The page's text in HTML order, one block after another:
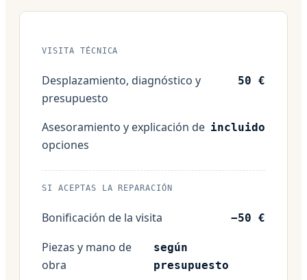
VISITA TÉCNICA
Desplazamiento, diagnóstico y
presupuesto
50 €
Asesoramiento y explicación de
opciones
incluido
SI ACEPTAS LA REPARACIÓN
Bonificación de la visita −50 €
Piezas y mano de
obra
según
presupuesto